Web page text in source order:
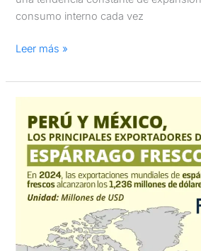
consumo interno cada vez
Leer más »
México:
principales
exportadores
espárragos
frescos